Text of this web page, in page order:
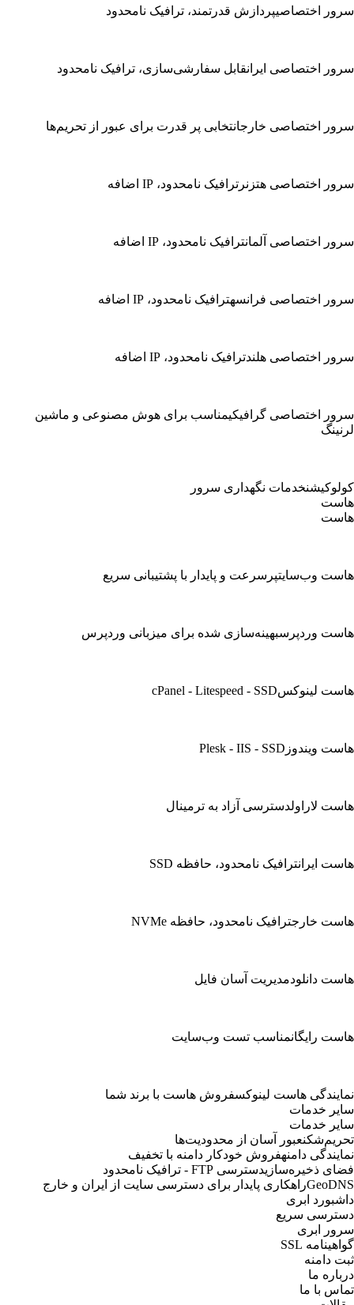
سرور اختصاصیپردازش قدرتمند، ترافیک نامحدود
سرور اختصاصی ایرانقابل سفارشی‌سازی، ترافیک نامحدود
سرور اختصاصی خارجانتخابی پر قدرت برای عبور از تحریم‌ها
سرور اختصاصی هتزنر ترافیک نامحدود، IP اضافه
سرور اختصاصی آلمانترافیک نامحدود، IP اضافه
سرور اختصاصی فرانسهترافیک نامحدود، IP اضافه
سرور اختصاصی هلندترافیک نامحدود، IP اضافه
سرور اختصاصی گرافیکیمناسب برای هوش مصنوعی و ماشین
لرنینگ
کولوکیشنخدمات نگهداری سرور
هاست
هاست
هاست وب‌سایتپرسرعت و پایدار با پشتیبانی سریع
هاست وردپرسبهینه‌سازی شده برای میزبانی وردپرس
هاست لینوکسcPanel - Litespeed - SSD
هاست ویندوز Plesk - IIS - SSD
هاست لاراولدسترسی آزاد به ترمینال
هاست ایرانترافیک نامحدود، حافظه SSD
هاست خارجترافیک نامحدود، حافظه NVMe
هاست دانلودمدیریت آسان فایل‌‌‌
هاست رایگانمناسب تست وب‌سایت
نمایندگی هاست لینوکسفروش هاست با برند شما
سایر خدمات
سایر خدمات
تحریم‌شکنعبور آسان از محدودیت‌ها
نمایندگی دامنهفروش خودکار دامنه با تخفیف
فضای ذخیره‌سازیدسترسی FTP - ترافیک نامحدود
GeoDNSراهکاری پایدار برای دسترسی سایت از ایران و خارج
داشبورد ابری
دسترسی سریع
سرور ابری
گواهینامه SSL
ثبت دامنه
درباره ما
تماس با ما